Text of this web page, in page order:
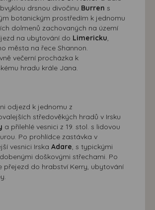
drsnou divočinu Burren s
botanickým prostředím k jednomu
dolmenů zachovaných na území
na ubytování do Limericku
města na řece Shannon.
večerní procházka k
hradu krále Jana.
odjezd k jednomu z
středověkých hradů v Irsku
a přilehlé vesnici z 19. stol. s lidovou
Po prohlídce zastávka v
vesnici Irska Adare , s typickými
doškovými střechami. Po
přejezd do hrabství Kerry, ubytování